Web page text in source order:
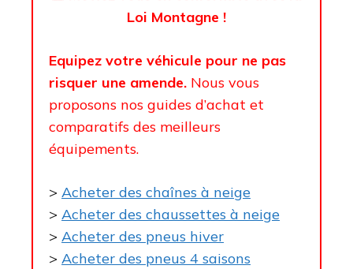
Loi Montagne !
Equipez votre véhicule pour ne pas
risquer une amende. Nous vous
proposons nos guides d’achat et
comparatifs des meilleurs
équipements.
> Acheter des chaînes à neige
> Acheter des chaussettes à neige
> Acheter des pneus hiver
> Acheter des pneus 4 saisons